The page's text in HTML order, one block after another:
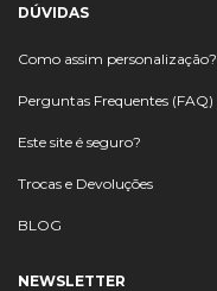
DÚVIDAS
Como assim personalização?
Perguntas Frequentes (FAQ)
Este site é seguro?
Trocas e Devoluções
BLOG
NEWSLETTER